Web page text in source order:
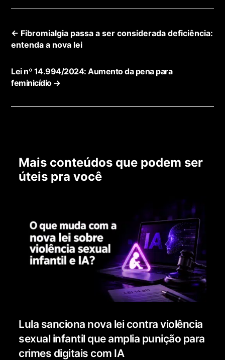
← Fibromialgia passa a ser considerada deficiência:
entenda a nova lei
Lei nº 14.994/2024: Aumento da pena para
feminicídio→
Mais conteúdos que podem ser
úteis pra você
Lula sanciona nova lei contra violência
sexual infantil que amplia punição para
crimes digitais com IA